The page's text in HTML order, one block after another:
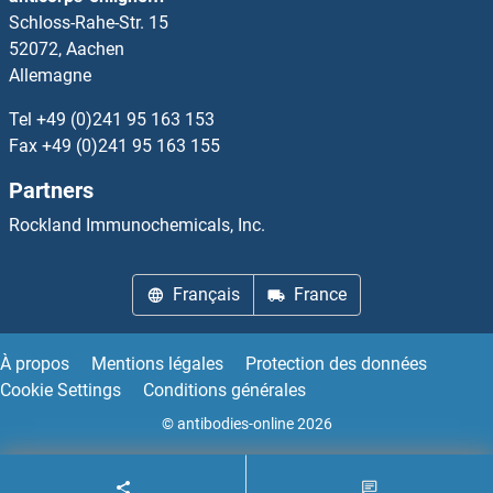
C8B Kits ELISA
C8G Kits ELISA
C9 Kits ELISA
C9orf3 Kits ELISA
CA12 Kits ELISA
CA13 Kits ELISA
Schloss-Rahe-Str. 15
52072, Aachen
Allemagne
Tel +49 (0)241 95 163 153
Fax +49 (0)241 95 163 155
Partners
Rockland Immunochemicals, Inc.
Français France
À propos Mentions légales
Protection des données
Cookie Settings
Conditions générales
© antibodies-online 2026